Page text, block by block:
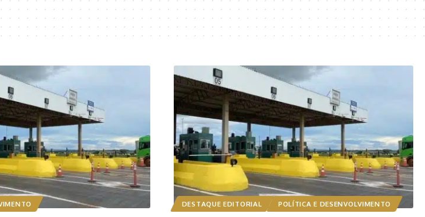
DESTAQUE EDITORIAL POLÍTICA E DESENVOLVIMENTO